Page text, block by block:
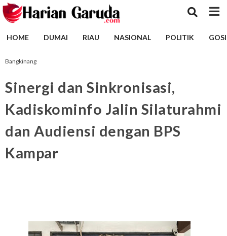
HOME DUMAI RIAU NASIONAL POLITIK
Bangkinang
Sinergi dan Sinkronisasi,
Kadiskominfo Jalin Silaturahmi
dan Audiensi dengan BPS
Kampar